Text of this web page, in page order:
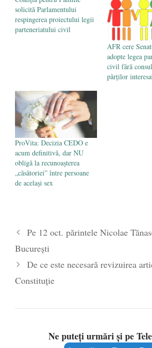
solicită Parlamentului
respingerea proiectului legii
parteneriatului civil
AFR cere
adopte legea
civil fără
părților
ProVita: Decizia CEDO e
acum definitivă, dar NU
obligă la recunoașterea
„căsătoriei” între persoane
de același sex
Pe 12 oct. părintele Nicolae
București
De ce este necesară revizuirea
Constituție
Ne puteți urmări și pe